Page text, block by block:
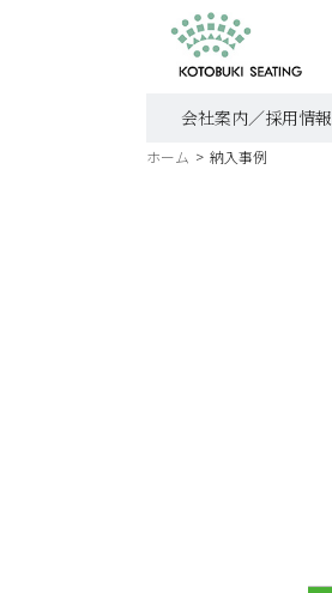
会社案内／採用情報
ホーム > 納入事例